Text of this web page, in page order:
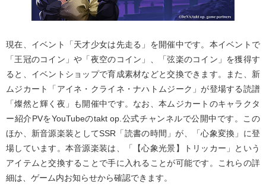
現在、イベント「天才少女は先走る」を開催中です。本イベントで
「王冠のコイン」や「夜空のコイン」、「弦楽のコイン」を獲得す
ると、イベントショップで育成素材などと交換できます。また、新
ムジカート「アイネ・クライネ・ナハトムジーク」が登場する読譜
「燦然と輝く夜」も開催中です。なお、本ムジカートのキャラクタ
ー紹介PVをYouTubeのtakt op.公式チャンネルで公開中です。この
ほか、新音源楽装としてSSR「読書の時間」が、「心象変換」に登
場しています。本音源楽装は、「【心象光景】トリッカー」という
アイテムと交換することで手に入れることが可能です。これらの詳
細は、ゲーム内お知らせから確認できます。